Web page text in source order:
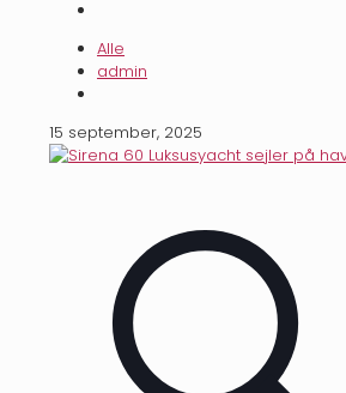
Alle
admin
15 september, 2025